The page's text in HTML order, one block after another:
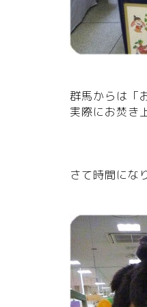
群馬からは「
実際にお焚き
さて時間にな